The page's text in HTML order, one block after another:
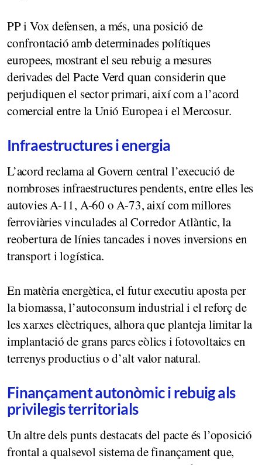
PP i Vox defensen, a més, una posició de
confrontació amb determinades polítiques
europees, mostrant el seu rebuig a mesures
derivades del Pacte Verd quan considerin que
perjudiquen el sector primari, així com a l’acord
comercial entre la Unió Europea i el Mercosur.
Infraestructures i energia
L’acord reclama al Govern central l’execució de
nombroses infraestructures pendents, entre elles les
autovies A-11, A-60 o A-73, així com millores
ferroviàries vinculades al Corredor Atlàntic, la
reobertura de línies tancades i noves inversions en
transport i logística.
En matèria energètica, el futur executiu aposta per
la biomassa, l’autoconsum industrial i el reforç de
les xarxes elèctriques, alhora que planteja limitar la
implantació de grans parcs eòlics i fotovoltaics en
terrenys productius o d’alt valor natural.
Finançament autonòmic i rebuig als
privilegis territorials
Un altre dels punts destacats del pacte és l’oposició
frontal a qualsevol sistema de finançament que,